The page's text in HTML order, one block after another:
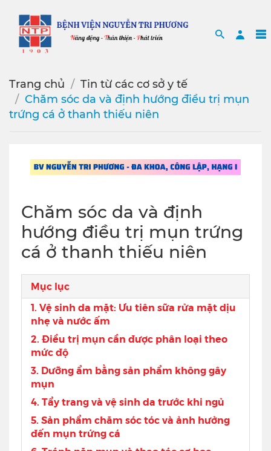
Search
Trang chủ
Tin từ các cơ sở y tế
Chăm sóc da và định hướng điều trị mụn
trứng cá ở thanh thiếu niên
Chăm sóc da và định
hướng điều trị mụn trứng
cá ở thanh thiếu niên
Mục lục
1. Vệ sinh da mặt: Ưu tiên sữa rửa mặt dịu
nhẹ và nước ấm
2. Điều trị mụn cần được phân loại theo
mức độ
3. Dưỡng ẩm bằng sản phẩm không gây
mụn
4. Tẩy trang và vệ sinh da trước khi ngủ
5. Sản phẩm chăm sóc tóc và ảnh hưởng
đến mụn trứng cá